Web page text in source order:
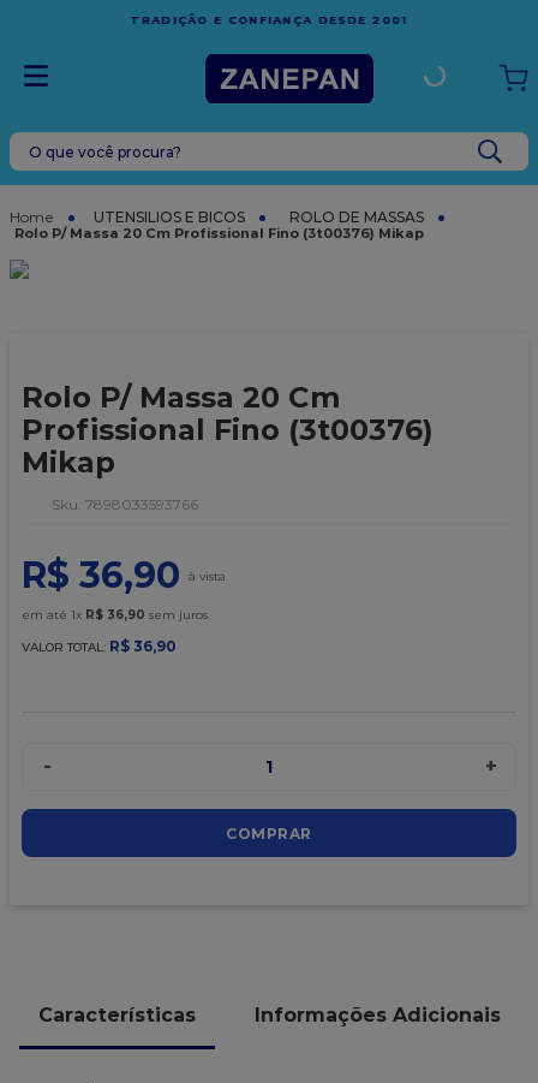
FRETE GRÁTIS
ESPÍRITO SANTO
O que você procura?
UTENSILIOS E BICOS ROLO DE MASSAS
Rolo P/ Massa 20 Cm Profissional Fino (3t00376) Mikap
Rolo P/ Massa 20 Cm
Profissional Fino (3t00376)
Mikap
: 7898033593766
R$ 36,90
em até 1x R$ 36,90 sem juros
VALOR TOTAL: R$ 36,90
- 1 +
COMPRAR
Características Informações Adicionais
TERMOS MAIS BUSCADOS
caixa
6
sacola
7
vabene
granulado
10º chocolate